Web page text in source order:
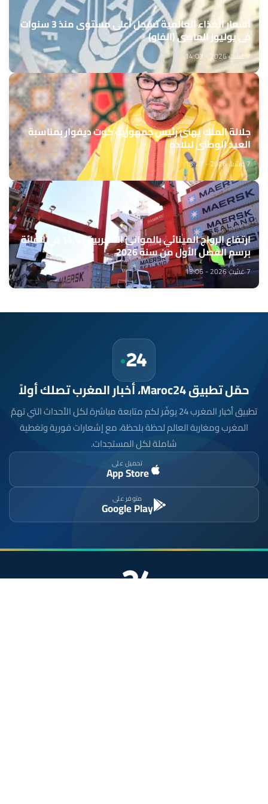
أسعار الغذاء العالمية تسجل أعلى مستوى منذ 3 سنوات
في يوليوز الماضي (الفاو)
7 غشت 2026 - 14:03
جلالة الملك يهنئ رئيس جمهورية كوت ديفوار بمناسبة
العيد الوطني لبلاده
7 غشت 2026 - 13:27
ارتفاع الرواج المينائي بالموانئ المغربية بـ14,4 في المائة
برسم الفصل الأول من سنة 2026
7 غشت 2026 - 13:06
حمّل تطبيق Maroc24، أخبار المغرب تصلك أولاً
تطبيق أخبار المغرب 24 يوفّر لكم متابعة مباشرة لكل الأحداث التي تهمّ
المغرب ومغاربة العالم لحظة بلحظة، مع إشعارات فورية وتغطية
شاملة لكل المستجدات.
تحميل على
App Store
متوفر على
Google Play